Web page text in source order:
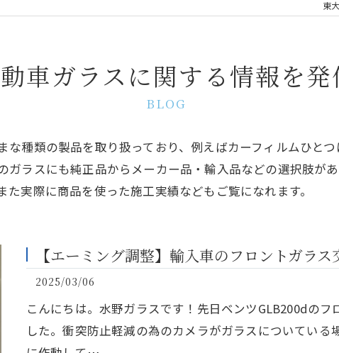
東
車ガラスに関する情報を発
BLOG
な種類の製品を取り扱っており、例えばカーフィルムひと
ガラスにも純正品からメーカー品・輸入品などの選択肢が
実際に商品を使った施工実績などもご覧になれます。
【エーミング調整】輸入車のフロントガラ
2025/03/06
こんにちは。水野ガラスです！先日ベンツGLB200dの
した。衝突防止軽減の為のカメラがガラスについてい